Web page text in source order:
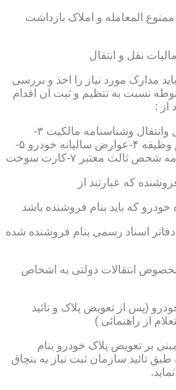
المعامله و املاک بازداشت
نقل و انتقال
مدارک مورد نیاز را اخذ و بررسی
نسبت به تنظیم و ثبت ان اقدام
از :
۱-مدارک مالکیت ۲-تائیدیه نقل وانتقال وشناسنامه مالکیت ۳-
مدارک هویتی وشخصی ونظام وظیفه ۴-عوارض سالیانه خودرو ۵-
خودرو که باید بنام فروشنده باشد
اسناد رسمی بنام فروشنده شده
مخصوص انتقالات دولتی به اشخاص
خودرو (پس از تعویض پلاک و تائید
از راهنمائی )
بر تعویض پلاک خودرو بنام
قبل از ۲۳/۰۷/۸۴ که طبق تائید سازمان ثبت نیاز به بنچاق